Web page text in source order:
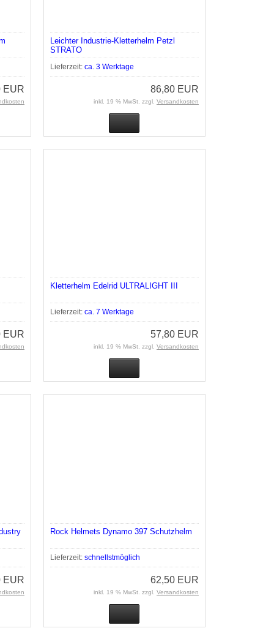
EUR
Leichter Industrie-Kletterhelm Petzl
STRATO
Lieferzeit: ca. 3 Werktage
86,80 EUR
inkl. 19 % MwSt. zzgl. Versandkosten
EUR
Kletterhelm Edelrid ULTRALIGHT III
Lieferzeit: ca. 7 Werktage
57,80 EUR
inkl. 19 % MwSt. zzgl. Versandkosten
EUR
Rock Helmets Dynamo 397 Schutzhelm
Lieferzeit: schnellstmöglich
62,50 EUR
inkl. 19 % MwSt. zzgl. Versandkosten